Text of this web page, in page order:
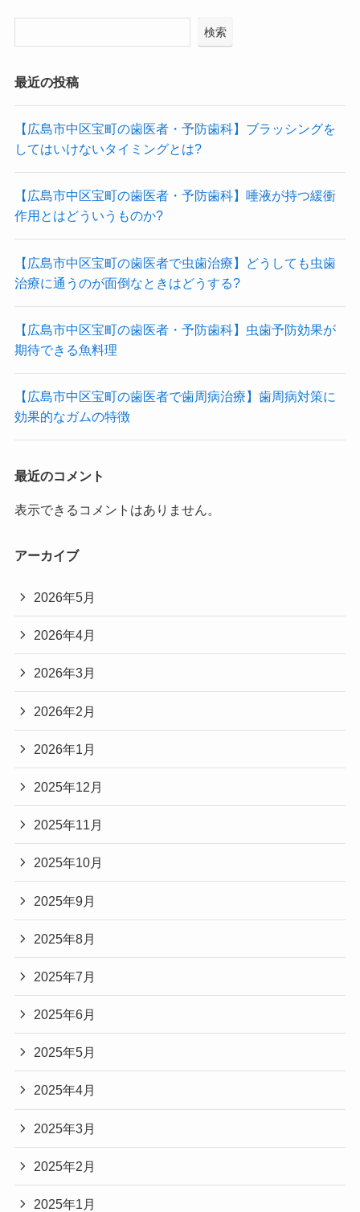
検索
最近の投稿
【広島市中区宝町の歯医者・予防歯科】ブラッシングを
してはいけないタイミングとは?
【広島市中区宝町の歯医者・予防歯科】唾液が持つ緩衝
作用とはどういうものか?
【広島市中区宝町の歯医者で虫歯治療】どうしても虫歯
治療に通うのが面倒なときはどうする?
【広島市中区宝町の歯医者・予防歯科】虫歯予防効果が
期待できる魚料理
【広島市中区宝町の歯医者で歯周病治療】歯周病対策に
効果的なガムの特徴
最近のコメント
表示できるコメントはありません。
アーカイブ
2026年5月
2026年4月
2026年3月
2026年2月
2026年1月
2025年12月
2025年11月
2025年10月
2025年9月
2025年8月
2025年7月
2025年6月
2025年5月
2025年4月
2025年3月
2025年2月
2025年1月